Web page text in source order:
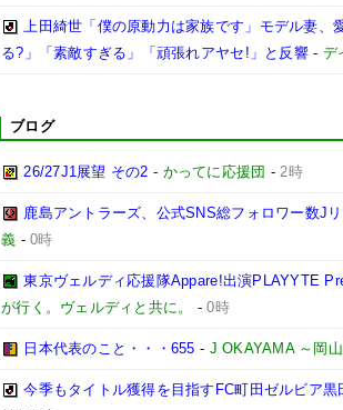
上田綺世「僕の原動力は家族です」モデル妻
る?」「素敵すぎる」「頑張れアヤセ!」と反響- デ
ブログ
26/27J1展望 その2 - かってに応援団 -2時
鹿島アントラーズ、公式SNS総フォロワー数J
義 -0時
東京ヴェルディ応援隊Appare!出演PLAYYTE
が行く。ヴェルディと共に。
-0時
日本代表のこと・・・655 - J OKAYAMA ～岡
今季もタイトル獲得を目指すFC町田ゼルビア